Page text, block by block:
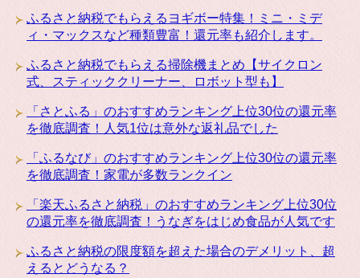
ふるさと納税でもらえるヨギボー特集！ミニ・ミデ
ィ・マックスなど種類豊富！還元率も紹介します。
ふるさと納税でもらえる掃除機まとめ【サイクロン
式、スティッククリーナー、ロボット型も】
「さとふる」のおすすめランキング上位30位の還元率
を徹底調査！人気1位は意外な返礼品でした
「ふるなび」のおすすめランキング上位30位の還元率
を徹底調査！家電が多数ランクイン
「楽天ふるさと納税」のおすすめランキング上位30位
の還元率を徹底調査！うなぎをはじめ食品が人気です
ふるさと納税の限度額を超えた場合のデメリット、超
えるとどうなる？